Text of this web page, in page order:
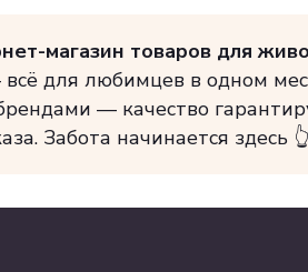
магазин товаров для
всё для любимцев в одном
— качество
Забота начинается здесь 👆